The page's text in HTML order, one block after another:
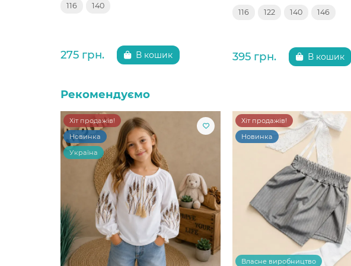
116 140
275 грн. В кошик
116 122 140 146
395 грн. В кошик
Рекомендуємо
Хіт продажів!
Новинка
Україна
Хіт продажів!
Новинка
Власне виробництво